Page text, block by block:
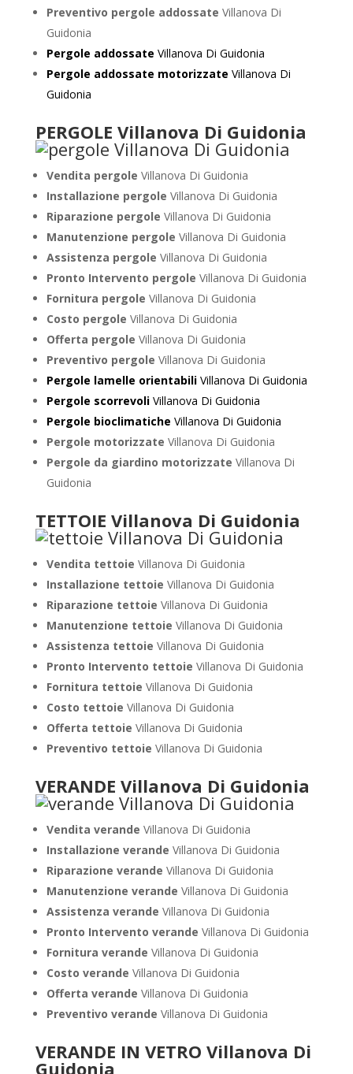
Preventivo pergole addossate Villanova Di
Guidonia
Pergole addossate Villanova Di Guidonia
Pergole addossate motorizzate Villanova Di
Guidonia
PERGOLE Villanova Di Guidonia
Vendita pergole Villanova Di Guidonia
Installazione pergole Villanova Di Guidonia
Riparazione pergole Villanova Di Guidonia
Manutenzione pergole Villanova Di Guidonia
Assistenza pergole Villanova Di Guidonia
Pronto Intervento pergole Villanova Di Guidonia
Fornitura pergole Villanova Di Guidonia
Costo pergole Villanova Di Guidonia
Offerta pergole Villanova Di Guidonia
Preventivo pergole Villanova Di Guidonia
Pergole lamelle orientabiliVillanova Di Guidonia
Pergole scorrevoliVillanova Di Guidonia
Pergole bioclimatiche Villanova Di Guidonia
Pergole motorizzate Villanova Di Guidonia
Pergole da giardino motorizzate Villanova Di
Guidonia
TETTOIE Villanova Di Guidonia
Vendita tettoie Villanova Di Guidonia
Installazione tettoie Villanova Di Guidonia
Riparazione tettoie Villanova Di Guidonia
Manutenzione tettoie Villanova Di Guidonia
Assistenza tettoie Villanova Di Guidonia
Pronto Intervento tettoie Villanova Di Guidonia
Fornitura tettoie Villanova Di Guidonia
Costo tettoie Villanova Di Guidonia
Offerta tettoie Villanova Di Guidonia
Preventivo tettoie Villanova Di Guidonia
VERANDE Villanova Di Guidonia
Vendita verande Villanova Di Guidonia
Installazione verande Villanova Di Guidonia
Riparazione verande Villanova Di Guidonia
Manutenzione verande Villanova Di Guidonia
Assistenza verande Villanova Di Guidonia
Pronto Intervento verande Villanova Di Guidonia
Fornitura verande Villanova Di Guidonia
Costo verande Villanova Di Guidonia
Offerta verande Villanova Di Guidonia
Preventivo verande Villanova Di Guidonia
VERANDE IN VETRO Villanova Di
Guidonia